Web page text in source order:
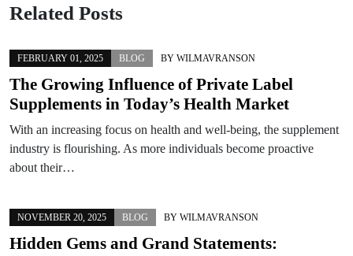
Related Posts
FEBRUARY 01, 2025 BLOG BY WILMAVRANSON
The Growing Influence of Private Label
Supplements in Today’s Health Market
With an increasing focus on health and well-being, the supplement
industry is flourishing. As more individuals become proactive
about their…
NOVEMBER 20, 2025 BLOG BY WILMAVRANSON
Hidden Gems and Grand Statements: